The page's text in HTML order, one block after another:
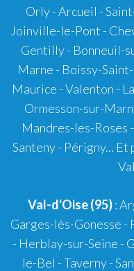
Orly - Arcueil -
Joinville-le-Pont -
Gentilly - Bonneuil-
Marne - Boissy-
Maurice - Valenton -
Ormesson-sur-
Mandres-les-Roses
Santeny - Périgny...
Val-d'Oise (95):
Garges-lès-Gonesse -
- Herblay-sur-Seine -
le-Bel - Taverny -